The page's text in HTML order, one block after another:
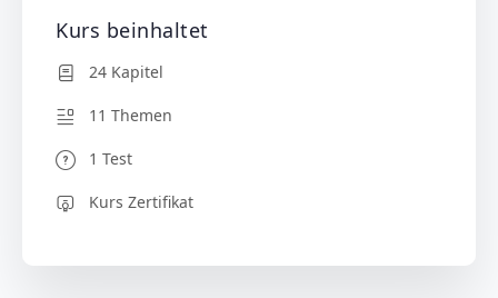
Kurs beinhaltet
24 Kapitel
11 Themen
1 Test
Kurs Zertifikat